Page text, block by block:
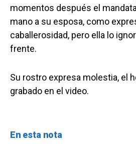
momentos después el
mano a su esposa, como
caballerosidad, pero ella lo
frente.
Su rostro expresa molestia, el
grabado en el video.
En esta nota